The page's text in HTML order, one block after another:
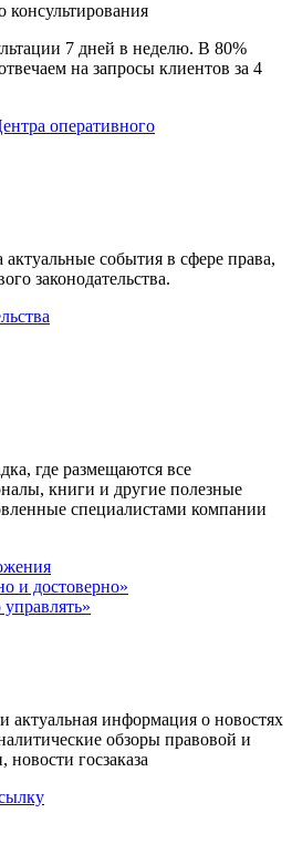
консультирования
7 дней в неделю. В 80%
на запросы клиентов за 4
оперативного
актуальные события в сфере права,
законодательства.
где размещаются все
книги и другие полезные
специалистами компании
и достоверно»
актуальная информация о новостях
обзоры правовой и
госзаказа